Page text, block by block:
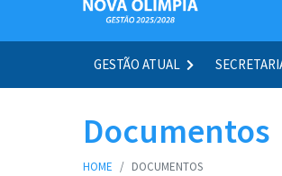
GESTÃO ATUAL
Documentos
HOME DOCUMENTOS